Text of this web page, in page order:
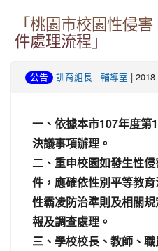
「桃園市校園性侵
件處理流程」
公告 訓育組長 - 輔導室 |
一、依據本市107年度第
決議事項辦理。
二、重申校園如發生性
件，應確依性別平等教
性霸凌防治準則及相關
報及調查處理。
三、學校校長、教師、